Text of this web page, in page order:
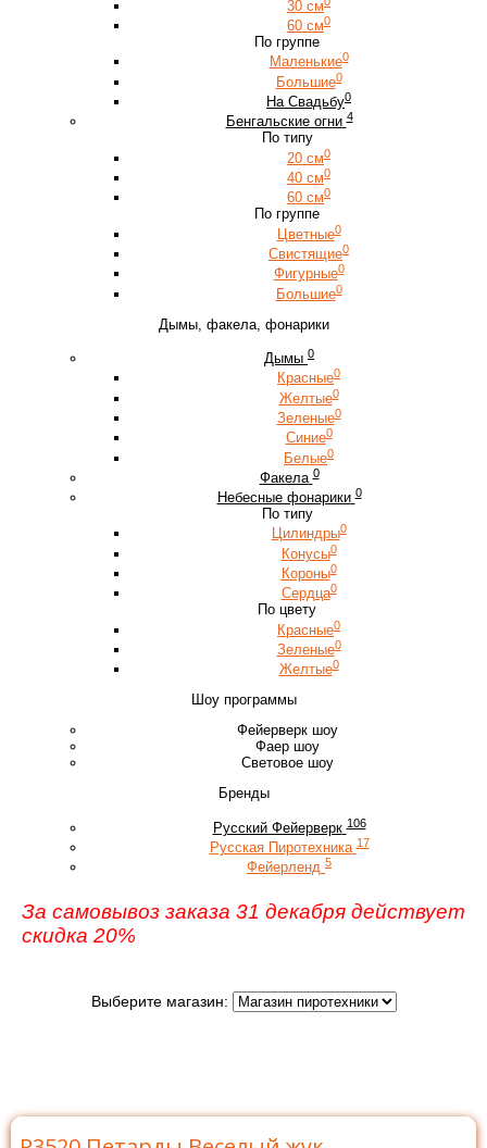
30 см
60 см0
По группе
Маленькие0
Большие0
На Свадьбу0
Бенгальские огни 4
По типу
20 см0
40 см0
60 см0
По группе
Цветные0
Свистящие0
Фигурные0
Большие0
Дымы, факела, фонарики
Дымы 0
Красные0
Желтые0
Зеленые0
Синие0
Белые0
Факела 0
Небесные фонарики 0
По типу
Цилиндры0
Конусы0
Короны0
Сердца0
По цвету
Красные0
Зеленые0
Желтые0
Шоу программы
Фейерверк шоу
Фаер шоу
Световое шоу
Бренды
Русский Фейерверк 106
Русская Пиротехника 17
Фейерленд 5
За самовывоз заказа 31 декабря действует
скидка 20%
Выберите магазин: